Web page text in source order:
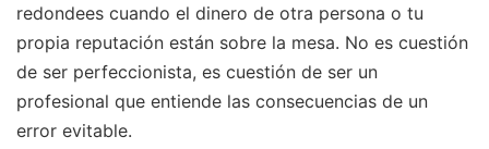
redondees cuando el dinero de otra persona o tu
propia reputación están sobre la mesa. No es cuestión
de ser perfeccionista, es cuestión de ser un
profesional que entiende las consecuencias de un
error evitable.